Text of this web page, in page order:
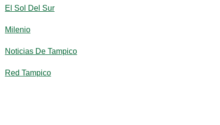
El Sol Del Sur
Milenio
Noticias De Tampico
Red Tampico